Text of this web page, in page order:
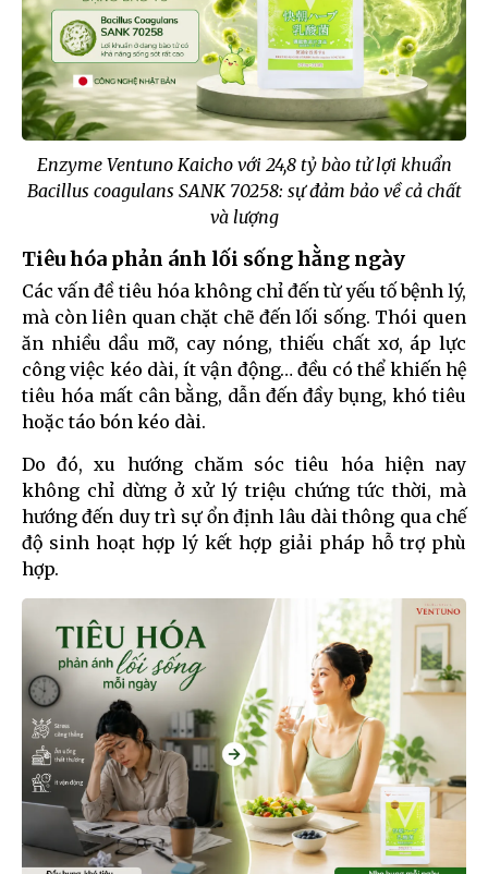
Enzyme Ventuno Kaicho với 24,8 tỷ bào tử lợi khuẩn
Bacillus coagulans SANK 70258: sự đảm bảo về cả chất
và lượng
Tiêu hóa phản ánh lối sống hằng ngày
Các vấn đề tiêu hóa không chỉ đến từ yếu tố bệnh lý,
mà còn liên quan chặt chẽ đến lối sống. Thói quen
ăn nhiều dầu mỡ, cay nóng, thiếu chất xơ, áp lực
công việc kéo dài, ít vận động… đều có thể khiến hệ
tiêu hóa mất cân bằng, dẫn đến đầy bụng, khó tiêu
hoặc táo bón kéo dài.
Do đó, xu hướng chăm sóc tiêu hóa hiện nay
không chỉ dừng ở xử lý triệu chứng tức thời, mà
hướng đến duy trì sự ổn định lâu dài thông qua chế
độ sinh hoạt hợp lý kết hợp giải pháp hỗ trợ phù
hợp.